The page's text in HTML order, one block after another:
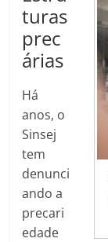
turas
prec
árias
Há
anos, o
Sinsej
tem
denunci
ando a
precari
edade